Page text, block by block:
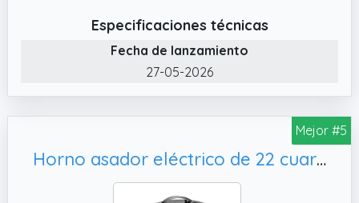
Ya sea que anhele kebabs, brochetas,
asados ​​o incluso castañas y batatas a la
parrilla, este horno lo tiene cubierto.
✔️ Fácil de limpiar El rodillo interno es
mantiene la higiene de su horno. Además, el
diseño elegante y compacto asegura que
espacio en el mostrador, lo que lo convierte
Especificaciones técnicas
Fecha de lanzamiento
27-05-2026
Mejor #5
Horno asador eléctrico de 22 cuartos de galón, horno asador eléctrico grande de acero inoxidable para pavos de hasta 26 libras